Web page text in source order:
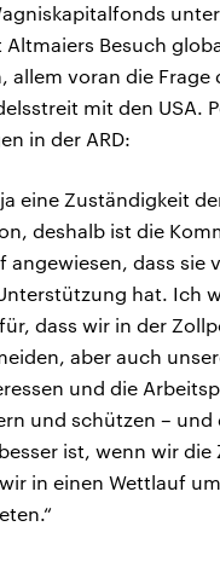
Besuch
allem voran die Frage
mit den USA.
in der ARD:
eine Zuständigkeit
deshalb ist die
angewiesen, dass sie
hat. Ich
dass wir in der
aber auch
und die
und schützen – und
ist, wenn wir die
in einen Wettlauf